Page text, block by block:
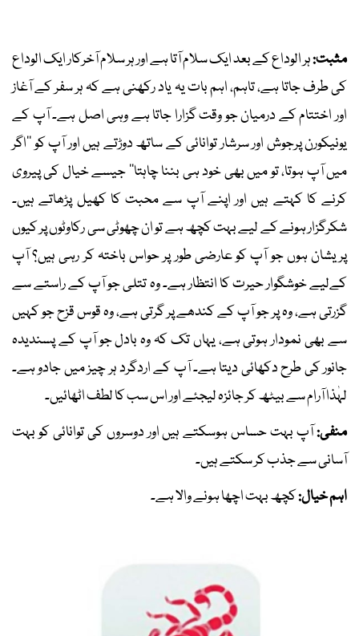
مثبت:ہر الوداع کے بعد ایک سلام آتا ہے اور ہر سلام آخرکار ایک الوداع
کی طرف جاتا ہے، تاہم، اہم بات یہ یاد رکھنی ہے کہ ہر سفر کے آغاز
اور اختتام کے درمیان جو وقت گزارا جاتا ہے وہی اصل ہے۔ آپ کے
یونیکورن پرجوش اور سرشار توانائی کے ساتھ دوڑتے ہیں اور آپ کو ’’اگر
میں آپ ہوتا، تو میں بھی خود ہی بننا چاہتا‘‘ جیسے خیال کی پیروی
کرنے کا کہتے ہیں اور اپنے آپ سے محبت کا کھیل پڑھاتے ہیں۔
شکرگزار ہونے کے لیے بہت کچھ ہے تو ان چھوٹی سی رکاوٹوں پر کیوں
پریشان ہوں جو آپ کو عارضی طور پر حواس باختہ کر رہی ہیں؟ آپ
کےلیے خوشگوار حیرت کا انتظار ہے۔ وہ تتلی جو آپ کے راستے سے
گزرتی ہے، وہ پر جو آپ کے کندھے پر گرتی ہے، وہ قوس قزح جو کہیں
سے بھی نمودار ہوتی ہے، یہاں تک کہ وہ بادل جو آپ کے پسندیدہ
جانور کی طرح دکھائی دیتا ہے۔ آپ کے اردگرد ہر چیز میں جادو ہے۔
لہٰذا آرام سے بیٹھ کر جائزہ لیجئے اور اس سب کا لطف اٹھائیں۔
منفی:آپ بہت حساس ہوسکتے ہیں اور دوسروں کی توانائی کو بہت
آسانی سے جذب کر سکتے ہیں۔
اہم خیال:کچھ بہت اچھا ہونے والا ہے۔